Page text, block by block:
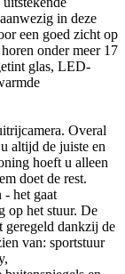
in deze
een goed zicht op
onder meer 17
glas, LED-
Overal
altijd de juiste en
hoeft u alleen
doet de rest.
- het gaat
op het stuur. De
geregeld dankzij de
van: sportstuur